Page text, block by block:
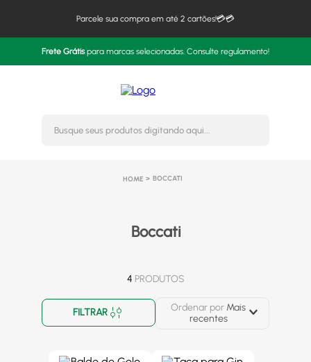
Parcele sua compra em até 2 cartões!💳💳
Frete Grátispara marcas selecionadas. Consulte regulamento!
Busque seus produtos
BOCCATI
Boccati
4 PRODUTOS
FILTRAR Ordenar por Mais
recentes